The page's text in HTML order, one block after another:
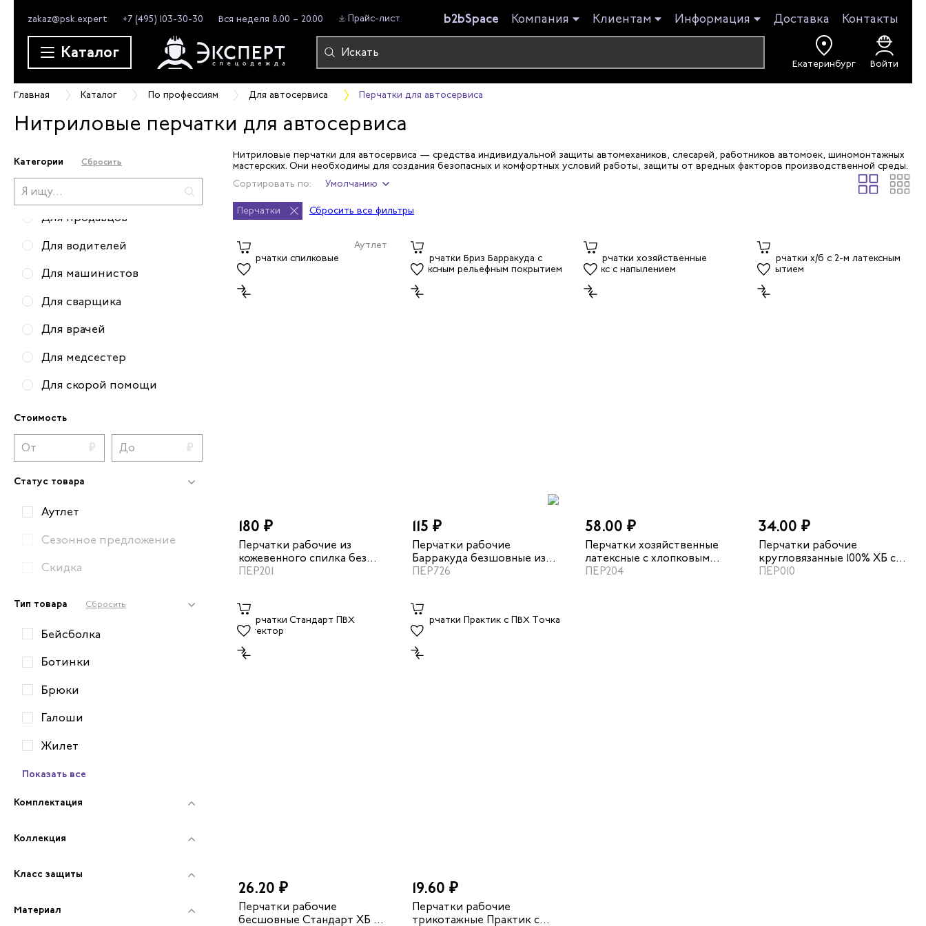
zakaz@psk.expert +7 (495) 103-30-30 Вся неделя 8.00 – 20.00 Прайс-лист b2bSpace Компания Клиентам Информация Доставка Контакты
Каталог
Екатеринбург Войти
Главная Каталог По профессиям Для автосервиса Перчатки для автосервиса
Нитриловые перчатки для автосервиса
Категории Сбросить
Для инженеров
Для пекаря
Для ИТР и руководителей
Для поваров
Для автосервиса
Для кондитеров
Для продавцов
Для водителей
Для машинистов
Для сварщика
Для врачей
Для медсестер
Для скорой помощи
Для механиков
Для пусконаладчиков
Стоимость
Статус товара
Аутлет
Сезонное предложение
Скидка
Тип товара Сбросить
Бейсболка
Ботинки
Брюки
Галоши
Жилет
Показать все
Комплектация
Коллекция
Класс защиты
Материал
Нитриловые перчатки для автосервиса — средства индивидуальной защиты автомехаников, слесарей, работников автомоек, шиномонтажных
мастерских. Они необходимы для создания безопасных и комфортных условий работы, защиты от вредных факторов производственной среды.
Сортировать по:
Умолчанию
Перчатки Сбросить все фильтры
Аутлет
180 ₽
Перчатки рабочие из
кожевенного спилка без
подкладки
ПЕР201
115 ₽
Перчатки рабочие
Барракуда безшовные из
стрейч полиамида с
цвет красный/черный
ПЕР726
58.00 ₽
Перчатки хозяйственные
латексные с хлопковым
напылением
ПЕР204
34.00 ₽
Перчатки рабочие
кругловязанные 100% ХБ с
двойным частичным
ПЕР010
26.20 ₽
Перчатки рабочие
бесшовные Стандарт ХБ с
19.60 ₽
Перчатки рабочие
трикотажные Практик с